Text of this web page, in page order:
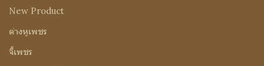
New Product
ต่างหูเพชร
จี้เพชร